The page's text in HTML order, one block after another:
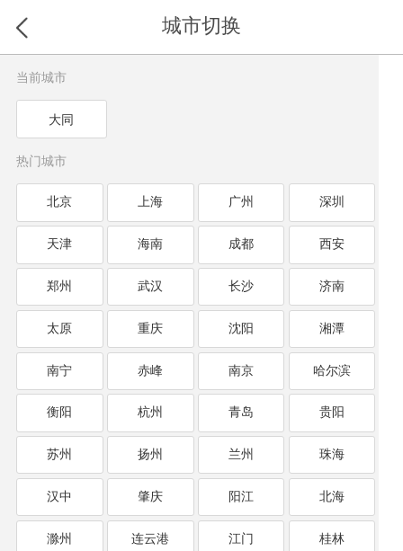
城市切换
当前城市
大同
热门城市
北京 上海 广州 深圳
天津 海南 成都 西安
郑州 武汉 长沙 济南
太原 重庆 沈阳 湘潭
南宁 赤峰 南京 哈尔滨
衡阳 杭州 青岛 贵阳
苏州 扬州 兰州 珠海
汉中 肇庆 阳江 北海
滁州 连云港 江门 桂林